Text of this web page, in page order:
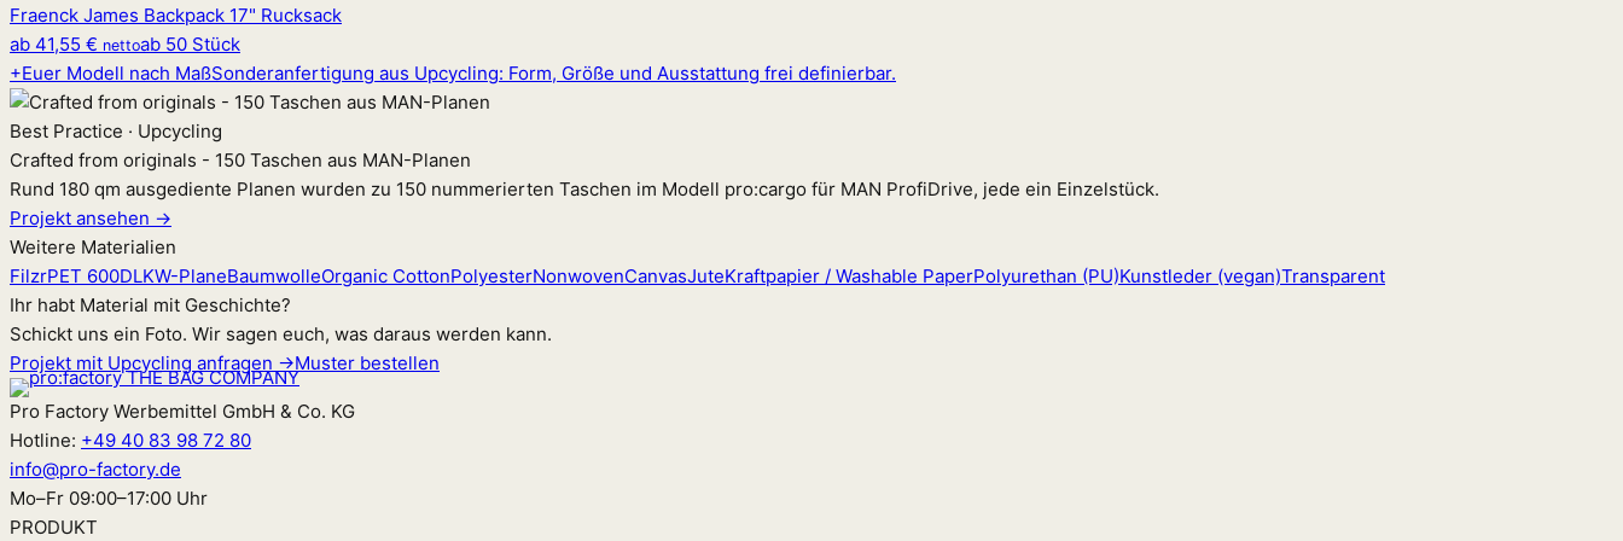
Fraenck James Backpack 17" Rucksack
ab 41,55 € nettoab 50 Stück
+Euer Modell nach MaßSonderanfertigung aus Upcycling: Form, Größe und Ausstattung frei definierbar.
Best Practice · Upcycling
Crafted from originals - 150 Taschen aus MAN-Planen
Rund 180 qm ausgediente Planen wurden zu 150 nummerierten Taschen im Modell pro:cargo für MAN ProfiDrive, jede ein Einzelstück.
Projekt ansehen →
Weitere Materialien
FilzrPET 600DLKW-PlaneBaumwolleOrganic CottonPolyesterNonwovenCanvasJuteKraftpapier / Washable PaperPolyurethan (PU)Kunstleder (vegan)Transparent
Ihr habt Material mit Geschichte?
Schickt uns ein Foto. Wir sagen euch, was daraus werden kann.
Projekt mit Upcycling anfragen →Muster bestellen
Pro Factory Werbemittel GmbH & Co. KG
Hotline: +49 40 83 98 72 80
info@pro-factory.de
Mo–Fr 09:00–17:00 Uhr
PRODUKT